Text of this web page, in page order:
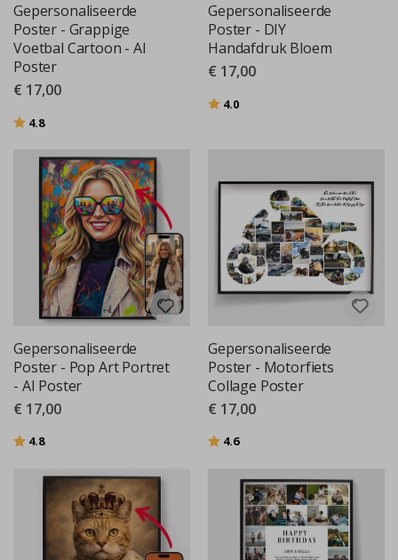
Gepersonaliseerde
Poster - Grappige
Voetbal Cartoon - AI
Poster
€ 17,00
Beoordeling:
4.8uit 5 sterren
Gepersonaliseerde
Poster - DIY
Handafdruk Bloem
€ 17,00
Beoordeling:
4.0
Gepersonaliseerde
Poster - Pop Art Portret
- AI Poster
€ 17,00
Beoordeling:
4.8uit 5 sterren
Gepersonaliseerde
Poster - Motorfiets
Collage Poster
€ 17,00
Beoordeling:
4.6uit 5 sterren